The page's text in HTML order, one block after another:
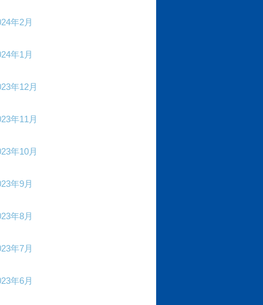
年2月
年1月
年12月
年11月
年10月
年9月
年8月
年7月
年6月